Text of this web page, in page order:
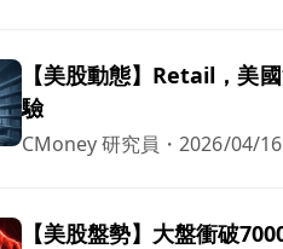
【美股動態】Retail，美
驗
CMoney 研究員 ・2026/04/
【美股盤勢】大盤衝破